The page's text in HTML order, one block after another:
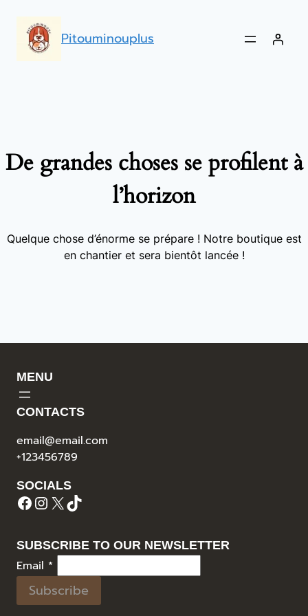
Pitouminouplus
De grandes choses se profilent à
l’horizon
Quelque chose d’énorme se prépare ! Notre boutique est
en chantier et sera bientôt lancée !
MENU
CONTACTS
email@email.com
+123456789
SOCIALS
Facebook InstagramX TikTok
SUBSCRIBE TO OUR NEWSLETTER
Email *
Subscribe